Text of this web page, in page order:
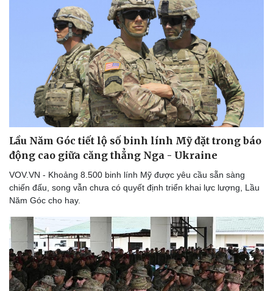
Du lịch
Tư vấn
Săn Tour
Podcast
Câu chuyện thời sự
Đọc truyện đêm khuya
Lầu Năm Góc tiết lộ số binh lính Mỹ đặt trong báo
động cao giữa căng thẳng Nga - Ukraine
VOV.VN - Khoảng 8.500 binh lính Mỹ được yêu cầu sẵn sàng
chiến đấu, song vẫn chưa có quyết định triển khai lực lượng, Lầu
Năm Góc cho hay.